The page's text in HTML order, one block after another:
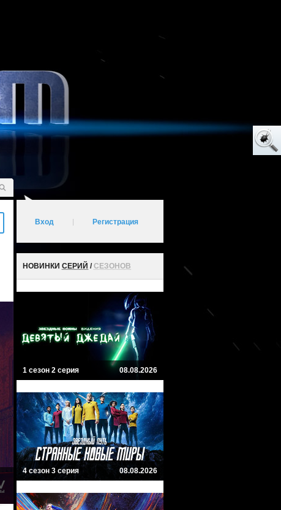
Вход Регистрация
НОВИНКИ СЕРИЙ /СЕЗОНОВ
1 сезон 2 серия 08.08.2026
4 сезон 3 серия 08.08.2026